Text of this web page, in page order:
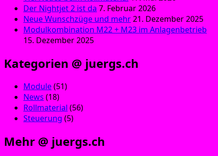
Der Nightjet 2 ist da 7. Februar 2026
Neue Wunschzüge und mehr21. Dezember 2025
Modulkombination M22 + M23 im Anlagenbetrieb
15. Dezember 2025
Kategorien @ juergs.ch
Module(51)
News (18)
Rollmaterial (56)
Steuerung (5)
Mehr @ juergs.ch